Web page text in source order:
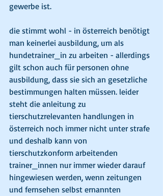
gewerbe ist.
die stimmt wohl - in österreich benötigt
man keinerlei ausbildung, um als
hundetrainer_in zu arbeiten - allerdings
gilt schon auch für personen ohne
ausbildung, dass sie sich an gesetzliche
bestimmungen halten müssen. leider
steht die anleitung zu
tierschutzrelevanten handlungen in
österreich noch immer nicht unter strafe
und deshalb kann von
tierschutzkonform arbeitenden
trainer_innen nur immer wieder darauf
hingewiesen werden, wenn zeitungen
und fernsehen selbst ernannten